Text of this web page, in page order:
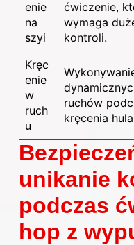
enie
na
szyi
ćwiczenie,
wymaga
kontroli.
Kręc
enie
w
ruch
u
ruchów
kręcenia
unikanie
podczas
hop z